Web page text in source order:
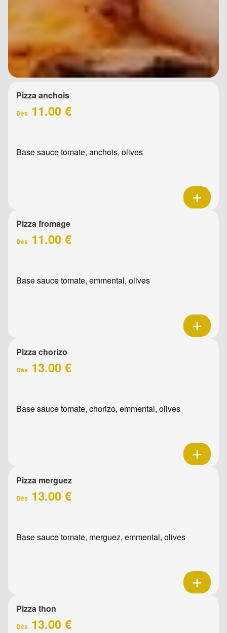
Pizza anchois
Dès 11.00 €
Base sauce tomate, anchois, olives
Pizza fromage
Dès 11.00 €
Base sauce tomate, emmental, olives
Pizza chorizo
Dès 13.00 €
Base sauce tomate, chorizo, emmental, olives
Pizza merguez
Dès 13.00 €
Base sauce tomate, merguez, emmental, olives
Pizza thon
Dès 13.00 €